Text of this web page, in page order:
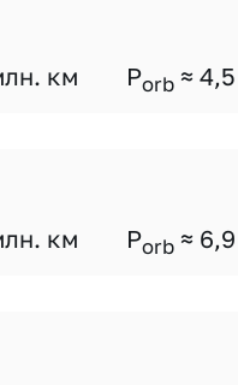
км Porb ≈ 4,5
км Porb ≈ 6,9